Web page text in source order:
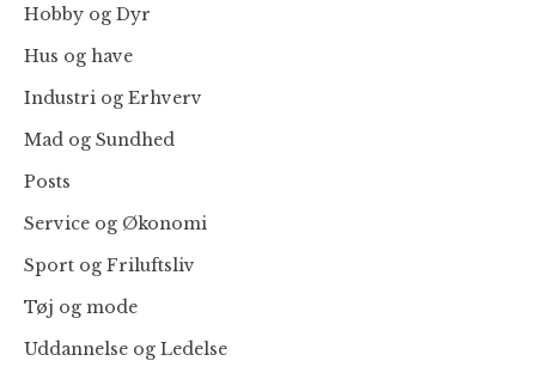
Hobby og Dyr
Hus og have
Industri og Erhverv
Mad og Sundhed
Posts
Service og Økonomi
Sport og Friluftsliv
Tøj og mode
Uddannelse og Ledelse